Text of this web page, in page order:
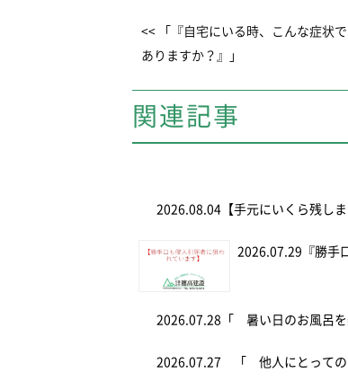
<< 「『自宅にいる時、こんな症状
ありますか？』」
関連記事
2026.08.04 【手元にいくら残しま
2026.07.29 『勝手
2026.07.28 「 暑い日のお風呂
2026.07.27 「 他人にとっての